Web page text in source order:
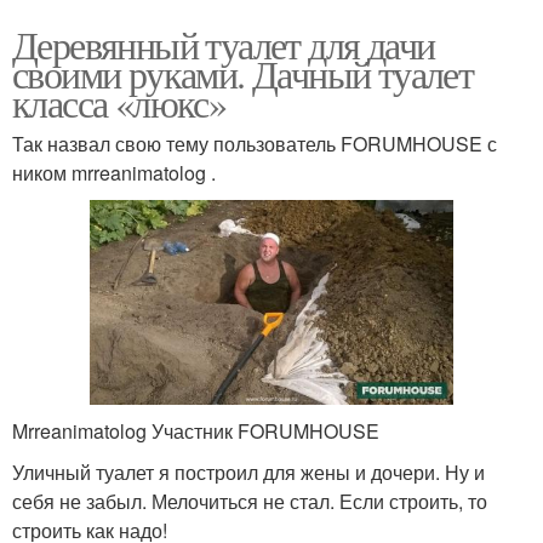
Деревянный туалет для дачи
своими руками. Дачный туалет
класса «люкс»
Так назвал свою тему пользователь FORUMHOUSE с
ником mrreanimatolog .
Mrreanimatolog Участник FORUMHOUSE
Уличный туалет я построил для жены и дочери. Ну и
себя не забыл. Мелочиться не стал. Если строить, то
строить как надо!